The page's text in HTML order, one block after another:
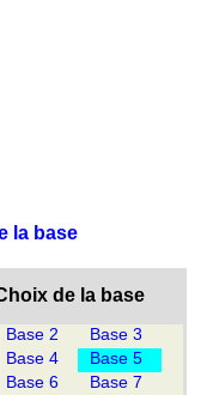
la base
de la base
Base 2
Base 3
Base 4
Base 5
Base 6
Base 7